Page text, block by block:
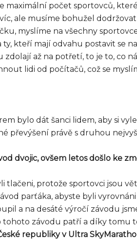
maximální počet sportovců,
ale musíme bohužel
myslíme na všechny
ty, kteří mají odvahu postavit se
zdolají až na potřetí, to je to, co
lidi od počítačů, což se
bylo dát šanci lidem, aby si
převýšení právě s druhou
dvojic, ovšem letos došlo ke
tlačeni, protože sportovci jsou
parťáka, abyste byli
a na desáté výročí závodu
tohoto závodu patří a díky tomu
republiky v Ultra